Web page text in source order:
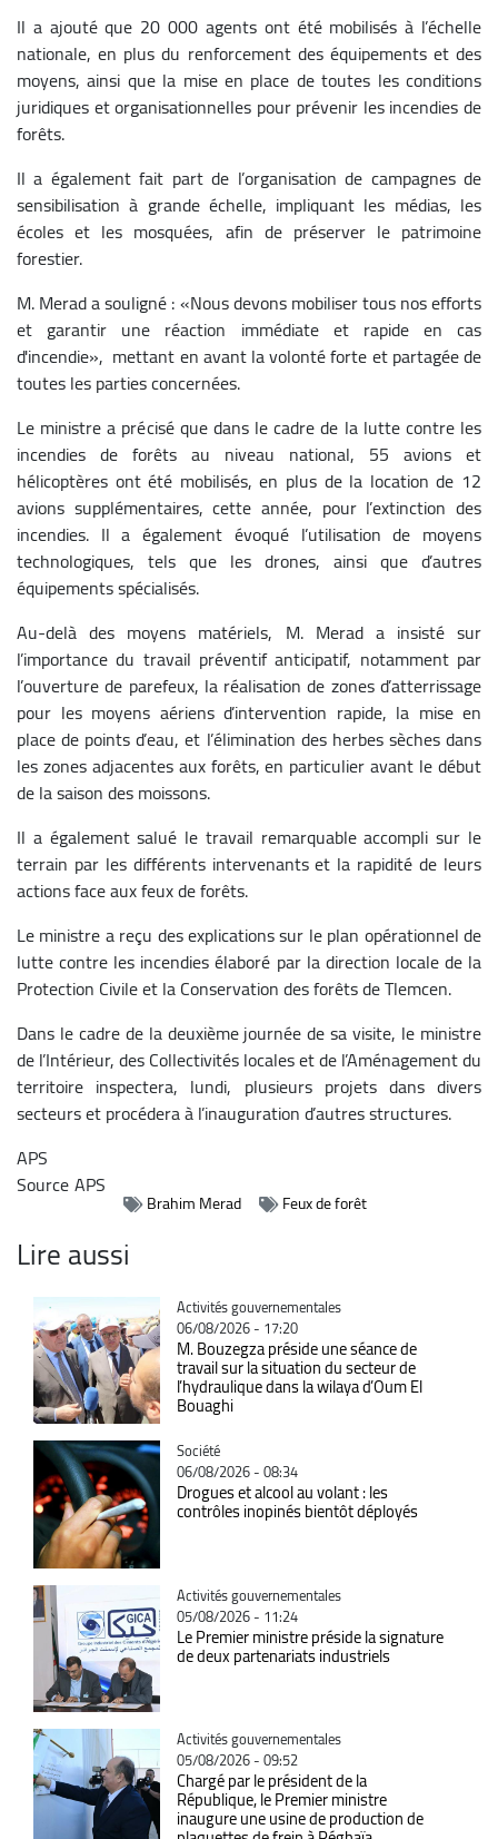
Il a ajouté que 20 000 agents ont été mobilisés à l’échelle
nationale, en plus du renforcement des équipements et des
moyens, ainsi que la mise en place de toutes les conditions
juridiques et organisationnelles pour prévenir les incendies de
forêts.
Il a également fait part de l’organisation de campagnes de
sensibilisation à grande échelle, impliquant les médias, les
écoles et les mosquées, afin de préserver le patrimoine
forestier.
M. Merad a souligné : «Nous devons mobiliser tous nos efforts
et garantir une réaction immédiate et rapide en cas
d'incendie», mettant en avant la volonté forte et partagée de
toutes les parties concernées.
Le ministre a précisé que dans le cadre de la lutte contre les
incendies de forêts au niveau national, 55 avions et
hélicoptères ont été mobilisés, en plus de la location de 12
avions supplémentaires, cette année, pour l’extinction des
incendies. Il a également évoqué l’utilisation de moyens
technologiques, tels que les drones, ainsi que d’autres
équipements spécialisés.
Au-delà des moyens matériels, M. Merad a insisté sur
l’importance du travail préventif anticipatif, notamment par
l’ouverture de parefeux, la réalisation de zones d’atterrissage
pour les moyens aériens d’intervention rapide, la mise en
place de points d’eau, et l’élimination des herbes sèches dans
les zones adjacentes aux forêts, en particulier avant le début
de la saison des moissons.
Il a également salué le travail remarquable accompli sur le
terrain par les différents intervenants et la rapidité de leurs
actions face aux feux de forêts.
Le ministre a reçu des explications sur le plan opérationnel de
lutte contre les incendies élaboré par la direction locale de la
Protection Civile et la Conservation des forêts de Tlemcen.
Dans le cadre de la deuxième journée de sa visite, le ministre
de l’Intérieur, des Collectivités locales et de l’Aménagement du
territoire inspectera, lundi, plusieurs projets dans divers
secteurs et procédera à l’inauguration d’autres structures.
APS
SourceAPS
Brahim Merad Feux de forêt
Lire aussi
Catégorie
Activités gouvernementales
06/08/2026 - 17:20
M. Bouzegza préside une séance de
travail sur la situation du secteur de
l’hydraulique dans la wilaya d’Oum El
Bouaghi
Catégorie
Société
06/08/2026 - 08:34
Drogues et alcool au volant : les
contrôles inopinés bientôt déployés
Catégorie
Activités gouvernementales
05/08/2026 - 11:24
Le Premier ministre préside la signature
de deux partenariats industriels
Catégorie
Activités gouvernementales
05/08/2026 - 09:52
Chargé par le président de la
République, le Premier ministre
inaugure une usine de production de